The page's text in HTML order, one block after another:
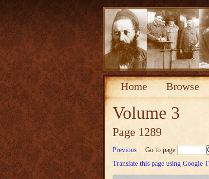
Home Browse
Volume 3
Page 1289
Previous Go to page
Translate this page using Google